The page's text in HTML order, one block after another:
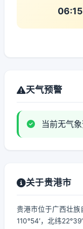
06:15
天气预警
当前无气
关于贵港市
贵港市位于广西壮族
110°54′，北纬